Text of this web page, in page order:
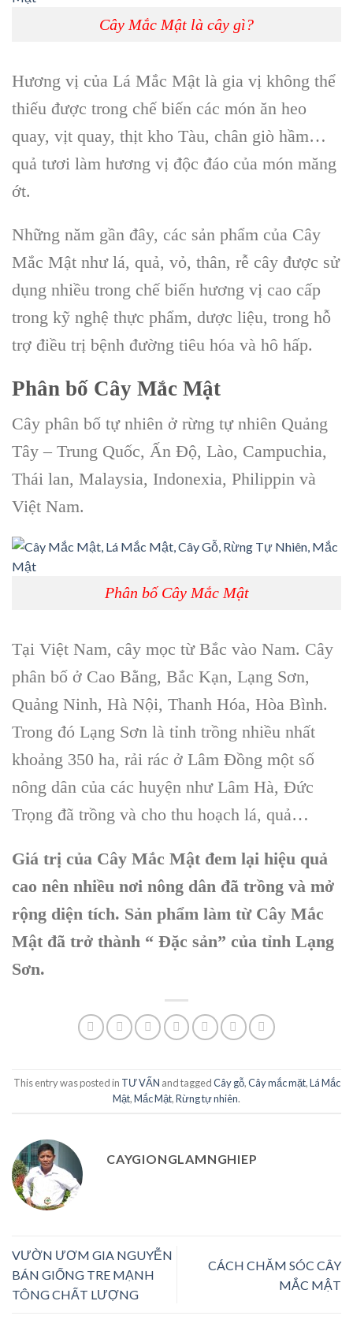
Cây Mắc Mật là cây gì?
Hương vị của Lá Mắc Mật là gia vị không thể
thiếu được trong chế biến các món ăn heo
quay, vịt quay, thịt kho Tàu, chân giò hầm…
quả tươi làm hương vị độc đáo của món măng
ớt.
Những năm gần đây, các sản phẩm của Cây
Mắc Mật như lá, quả, vỏ, thân, rễ cây được sử
dụng nhiều trong chế biến hương vị cao cấp
trong kỹ nghệ thực phẩm, dược liệu, trong hỗ
trợ điều trị bệnh đường tiêu hóa và hô hấp.
Phân bố Cây Mắc Mật
Cây phân bố tự nhiên ở rừng tự nhiên Quảng
Tây – Trung Quốc, Ấn Độ, Lào, Campuchia,
Thái lan, Malaysia, Indonexia, Philippin và
Việt Nam.
Phân bố Cây Mắc Mật
Tại Việt Nam, cây mọc từ Bắc vào Nam. Cây
phân bố ở Cao Bằng, Bắc Kạn, Lạng Sơn,
Quảng Ninh, Hà Nội, Thanh Hóa, Hòa Bình.
Trong đó Lạng Sơn là tỉnh trồng nhiều nhất
khoảng 350 ha, rải rác ở Lâm Đồng một số
nông dân của các huyện như Lâm Hà, Đức
Trọng đã trồng và cho thu hoạch lá, quả…
Giá trị của Cây Mắc Mật đem lại hiệu quả
cao nên nhiều nơi nông dân đã trồng và mở
rộng diện tích. Sản phẩm làm từ Cây Mắc
Mật đã trở thành “ Đặc sản” của tỉnh Lạng
Sơn.
This entry was posted in TƯ VẤN and taggedCây gỗ,Cây mắc mặt,Lá Mắc
Mật,Mắc Mật,Rừng tự nhiên.
CAYGIONGLAMNGHIEP
VƯỜN ƯƠM GIA NGUYỄN
BÁN GIỐNG TRE MẠNH
TÔNG CHẤT LƯỢNG
CÁCH CHĂM SÓC CÂY
MẮC MẬT